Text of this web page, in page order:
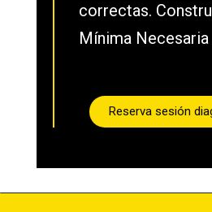
correctas.
Mínima Necesaria
Reserva sesión